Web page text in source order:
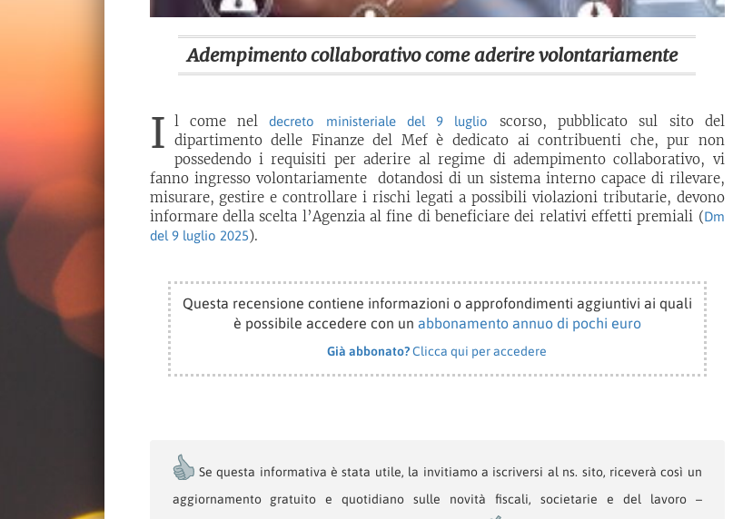
Adempimento collaborativo come aderire volontariamente
I l come neldecreto ministeriale del 9 luglio
scorso, pubblicato sul sito del
dipartimento delle Finanze del Mef è dedicato ai contribuenti che, pur non
possedendo i requisiti per aderire al regime di adempimento collaborativo, vi
fanno ingresso volontariamente dotandosi di un sistema interno capace di rilevare,
misurare, gestire e controllare i rischi legati a possibili violazioni tributarie, devono
informare della scelta l’Agenzia al fine di beneficiare dei relativi effetti premiali (Dm
del 9 luglio 2025).
Questa recensione contiene informazioni o approfondimenti aggiuntivi ai quali
è possibile accedere con un abbonamento annuo di pochi euro
Già abbonato?Clicca qui per accedere
Se questa informativa è stata utile, la invitiamo a iscriversi al ns. sito, riceverà così un
aggiornamento gratuito e quotidiano sulle novità fiscali, societarie e del lavoro –